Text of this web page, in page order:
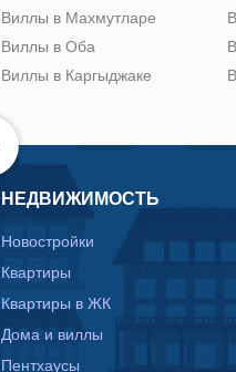
Виллы в Махмутларе
Виллы в Оба
Виллы в Каргыджаке
НЕДВИЖИМОСТЬ
Новостройки
Квартиры
Квартиры в ЖК
Дома и виллы
Пентхаусы